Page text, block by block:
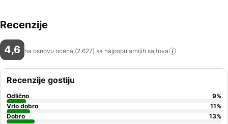
Recenzije
4,6 na osnovu ocena (2.627) sa najpopularnijih sajtova
Recenzije gostiju
Odlično 9%
Vrlo dobro
11%
Dobro
13%